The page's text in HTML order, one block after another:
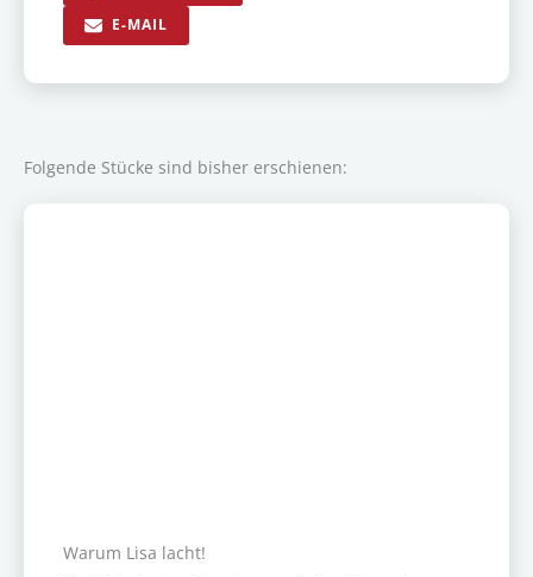
E-MAIL
Folgende Stücke sind bisher erschienen:
Warum Lisa lacht!